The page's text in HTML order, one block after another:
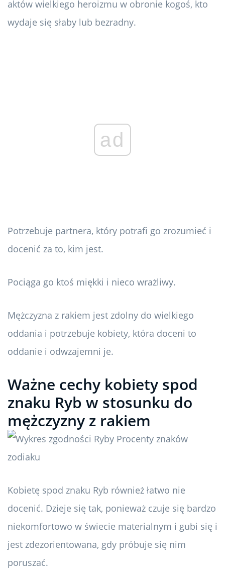
aktów wielkiego heroizmu w obronie kogoś, kto
wydaje się słaby lub bezradny.
ad
Potrzebuje partnera, który potrafi go zrozumieć i
docenić za to, kim jest.
Pociąga go ktoś miękki i nieco wrażliwy.
Mężczyzna z rakiem jest zdolny do wielkiego
oddania i potrzebuje kobiety, która doceni to
oddanie i odwzajemni je.
Ważne cechy kobiety spod
znaku Ryb w stosunku do
mężczyzny z rakiem
Kobietę spod znaku Ryb również łatwo nie
docenić. Dzieje się tak, ponieważ czuje się bardzo
niekomfortowo w świecie materialnym i gubi się i
jest zdezorientowana, gdy próbuje się nim
poruszać.